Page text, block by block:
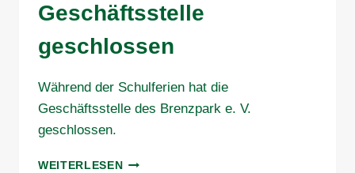
Geschäftsstelle
geschlossen
Während der Schulferien hat die
Geschäftsstelle des Brenzpark e. V.
geschlossen.
WEITERLESENGESCHÄFTSSTELLE